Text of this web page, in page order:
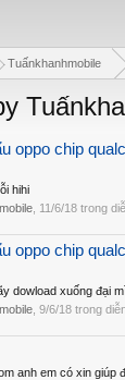
Tuấnkhanhmobile
oppo chip
hihi
11/6/18 trong
oppo chip
dowload xuống đại
9/6/18 trong
anh em có xin giúp